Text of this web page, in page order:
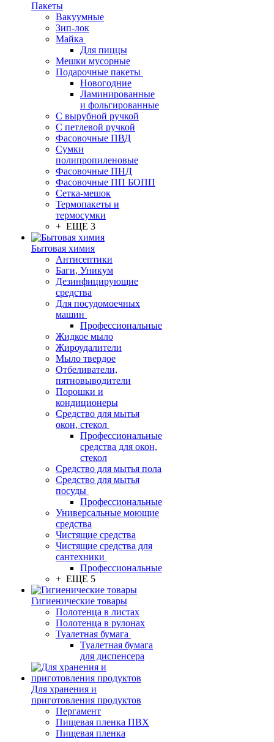
Пакеты
Вакуумные
Зип-лок
Майка
Для пиццы
Мешки мусорные
Подарочные пакеты
Новогодние
Ламинированные
и фольгированные
С вырубной ручкой
С петлевой ручкой
Фасовочные ПВД
Сумки
полипропиленовые
Фасовочные ПНД
Фасовочные ПП БОПП
Сетка-мешок
Термопакеты и
термосумки
+ ЕЩЕ 3
Бытовая химия
Антисептики
Баги, Уникум
Дезинфицирующие
средства
Для посудомоечных
машин
Профессиональные
Жидкое мыло
Жироудалители
Мыло твердое
Отбеливатели,
пятновыводители
Порошки и
кондиционеры
Средство для мытья
окон, стекол
Профессиональные
средства для окон,
стекол
Средство для мытья пола
Средство для мытья
посуды
Профессиональные
Универсальные моющие
средства
Чистящие средства
Чистящие средства для
сантехники
Профессиональные
+ ЕЩЕ 5
Гигиенические товары
Полотенца в листах
Полотенца в рулонах
Туалетная бумага
Туалетная бумага
для диспенсера
Для хранения и
приготовления продуктов
Пергамент
Пищевая пленка ПВХ
Пищевая пленка